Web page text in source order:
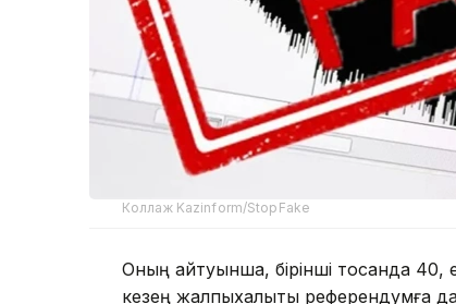
Коллаж Kazinform/StopFake
Оның айтуынша, бірінші тоқсанда 40,
кезең жалпыхалықтық референдумға